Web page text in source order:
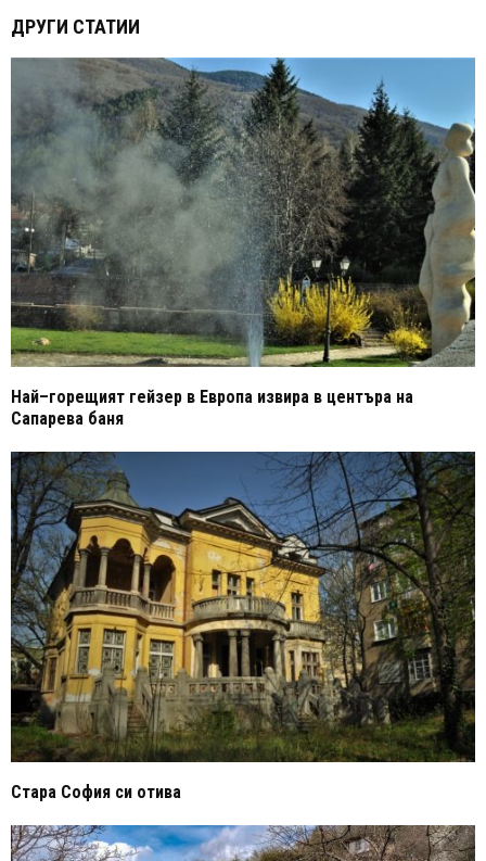
ДРУГИ СТАТИИ
Най–горещият гейзер в Европа извира в центъра на
Сапарева баня
Стара София си отива